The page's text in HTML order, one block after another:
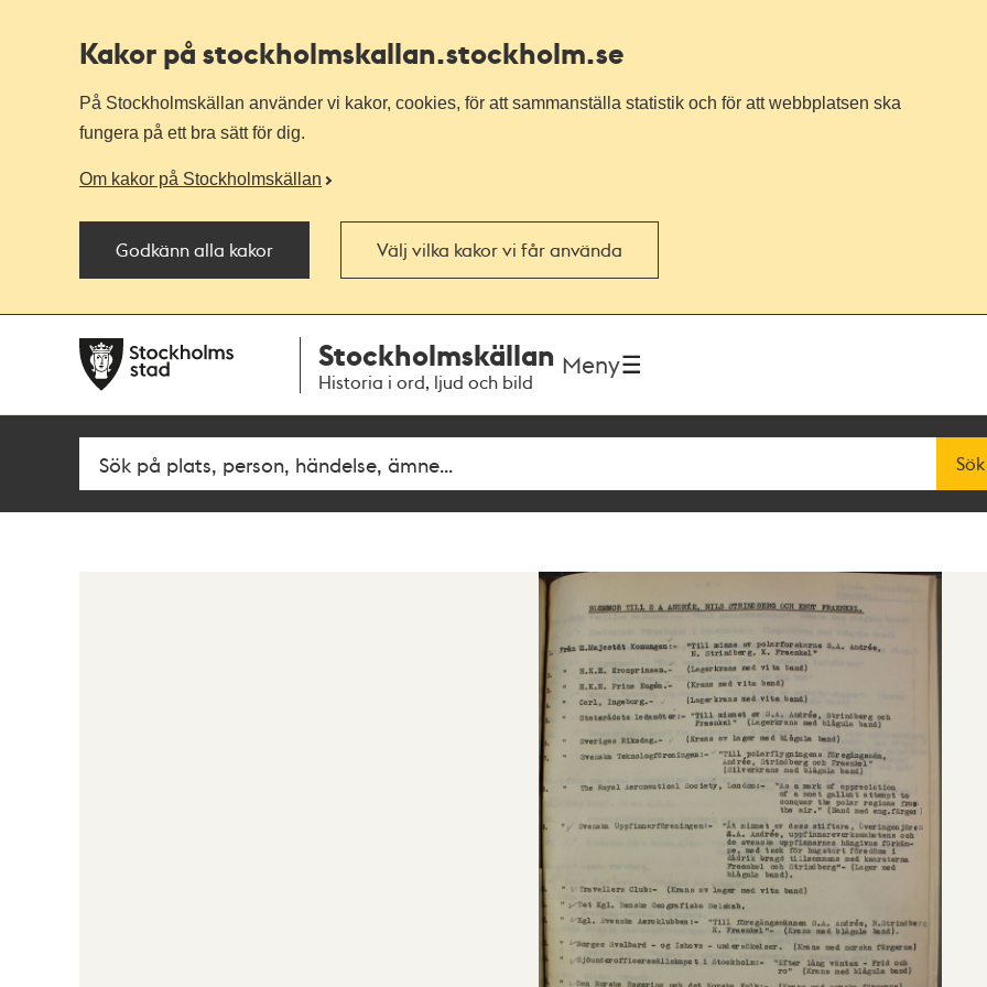
Kakor på stockholmskallan.stockholm.se
På Stockholmskällan använder vi kakor, cookies, för att sammanställa statistik och för att webbplatsen ska
fungera på ett bra sätt för dig.
Om kakor på Stockholmskällan
Godkänn alla kakor Välj vilka kakor vi får använda
navigationen
huvudinnehållet
Stockholmskällan
Historia i ord, ljud och bild
Meny
Fritextsök Sök